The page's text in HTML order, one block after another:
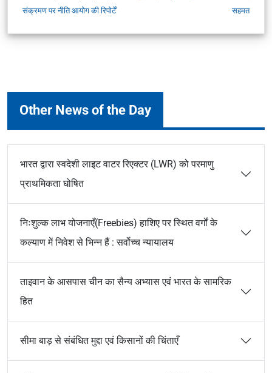
संक्रमण पर नीति आयोग की रिपोर्टें
सहमत
Other News of the Day
भारत द्वारा स्वदेशी लाइट वाटर रिएक्टर (LWR) को परमाणु
प्राथमिकता घोषित
निःशुल्क लाभ योजनाएँ(Freebies) हाशिए पर स्थित वर्गों के
कल्याण में निवेश से भिन्न हैं : सर्वोच्च न्यायालय
ताइवान के आसपास चीन का सैन्य अभ्यास एवं भारत के सामरिक
हित
सीमा बाड़ से संबंधित मुद्दा एवं किसानों की चिंताएँ